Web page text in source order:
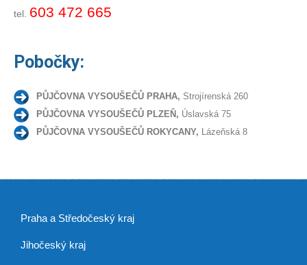
tel. 603 472 665
Pobočky:
PŮJČOVNA VYSOUŠEČŮ PRAHA, Strojírenská 260
PŮJČOVNA VYSOUŠEČŮ PLZEŇ, Úslavská 75
PŮJČOVNA VYSOUŠEČŮ ROKYCANY, Lázeňská 8
Praha a Středočeský kraj
Jihočeský kraj